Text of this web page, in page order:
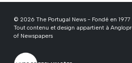
© 2026 The Portugal News - Fondé en 1977
Tout contenu et design appartient à
of Newspapers